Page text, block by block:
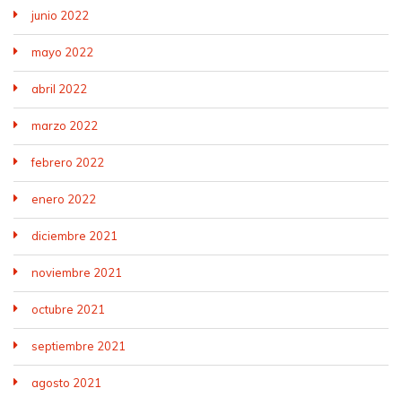
junio 2022
mayo 2022
abril 2022
marzo 2022
febrero 2022
enero 2022
diciembre 2021
noviembre 2021
octubre 2021
septiembre 2021
agosto 2021